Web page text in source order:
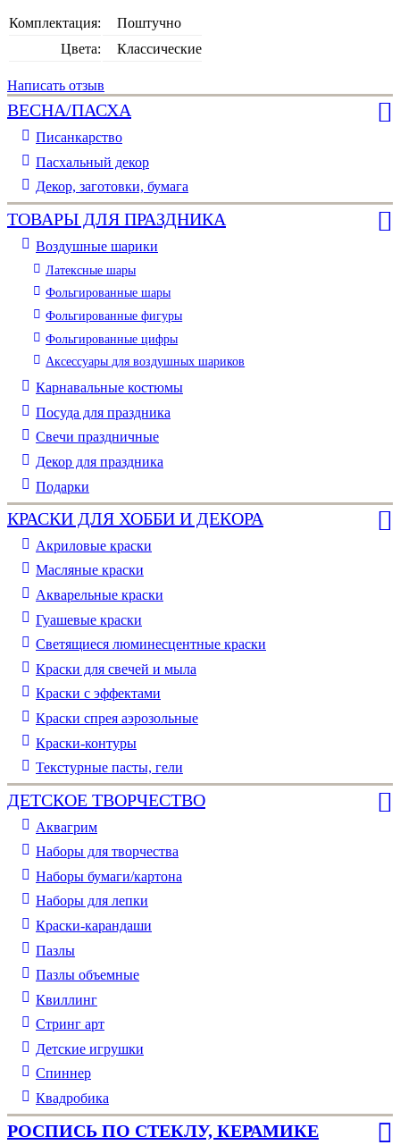
Комплектация:
Поштучно
Цвета:
Классические
Написать отзыв
ВЕСНА/ПАСХА
Писанкарство
Пасхальный декор
Декор, заготовки, бумага
ТОВАРЫ ДЛЯ ПРАЗДНИКА
Воздушные шарики
Латексные шары
Фольгированные шары
Фольгированные фигуры
Фольгированные цифры
Аксессуары для воздушных шариков
Карнавальные костюмы
Посуда для праздника
Свечи праздничные
Декор для праздника
Подарки
КРАСКИ ДЛЯ ХОББИ И ДЕКОРА
Акриловые краски
Масляные краски
Акварельные краски
Гуашевые краски
Светящиеся люминесцентные краски
Краски для свечей и мыла
Краски с эффектами
Краски спрея аэрозольные
Краски-контуры
Текстурные пасты, гели
ДЕТСКОЕ ТВОРЧЕСТВО
Аквагрим
Наборы для творчества
Наборы бумаги/картона
Наборы для лепки
Краски-карандаши
Пазлы
Пазлы объемные
Квиллинг
Стринг арт
Детские игрушки
Спиннер
Квадробика
РОСПИСЬ ПО СТЕКЛУ, КЕРАМИКЕ